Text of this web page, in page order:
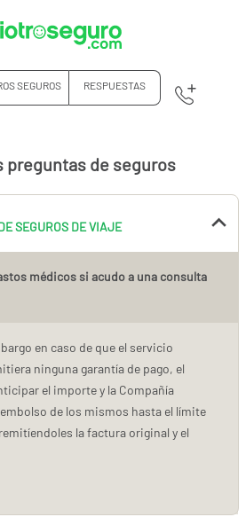
SEGUROS RESPUESTAS
preguntas de seguros
SEGUROS DE VIAJE
médicos si acudo a una consulta
en caso de que el servicio
ninguna garantía de pago, el
el importe y la Compañía
de los mismos hasta el límite
la factura original y el